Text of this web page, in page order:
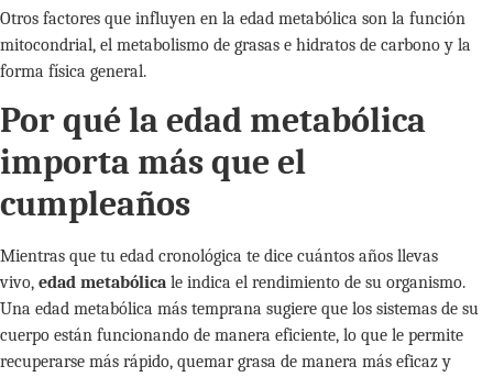
Otros factores que influyen en la edad metabólica son la función
mitocondrial, el metabolismo de grasas e hidratos de carbono y la
forma física general.
Por qué la edad metabólica
importa más que el
cumpleaños
Mientras que tu edad cronológica te dice cuántos años llevas
vivo, edad metabólica le indica el rendimiento de su organismo.
Una edad metabólica más temprana sugiere que los sistemas de su
cuerpo están funcionando de manera eficiente, lo que le permite
recuperarse más rápido, quemar grasa de manera más eficaz y